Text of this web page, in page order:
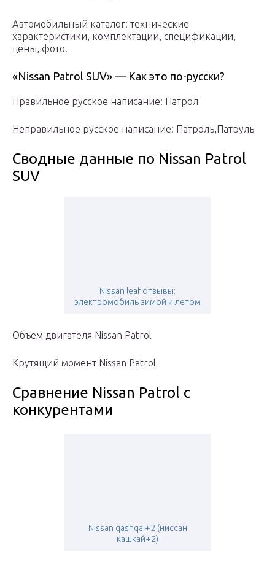
Автомобильный каталог: технические
характеристики, комплектации, спецификации,
цены, фото.
«Nissan Patrol SUV» — Как это по-русски?
Правильное русское написание: Патрол
Неправильное русское написание: Патроль,Патруль
Сводные данные по Nissan Patrol
SUV
Nissan leaf отзывы:
электромобиль зимой и летом
Объем двигателя Nissan Patrol
Крутящий момент Nissan Patrol
Сравнение Nissan Patrol с
конкурентами
Nissan qashqai+2 (ниссан
кашкай+2)